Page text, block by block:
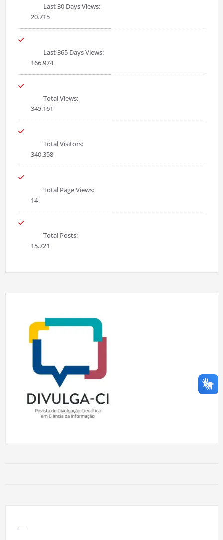
Last 30 Days Views:
20.715
Last 365 Days Views:
166.974
Total Views:
345.161
Total Visitors:
340.358
Total Page Views:
14
Total Posts:
15.721